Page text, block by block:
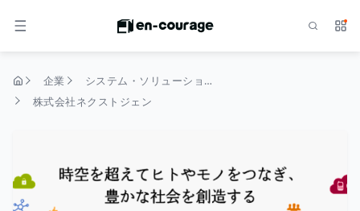
メニュー サ
企業
システム・ソリューション
株式会社ネクストジェン